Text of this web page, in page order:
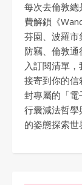
每次去倫敦
費解鎖《
芬園、波羅市
防竊、倫敦
入訂閱清單
接寄到你的信
封專屬的「電
行囊減法哲學
的姿態探索世